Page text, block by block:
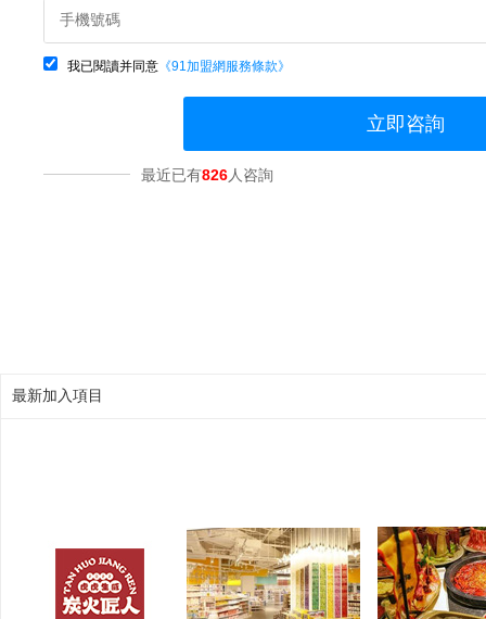
我已閱讀并同意 《91加盟網服務條款》
立即咨詢
最近已有826人咨詢
最新加入項目